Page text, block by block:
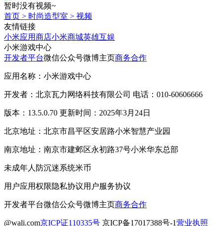
暂时没有视频~
首页 > 时尚造型室 > 视频
友情链接
小米应用商店小米商城英雄互娱
小米游戏中心
开发者平台微信公众号微博主页商务合作
应用名称：小米游戏中心
开发者：北京瓦力网络科技有限公司 电话：010-60606666
版本：13.5.0.70 更新时间：2025年3月24日
北京地址：北京市昌平区安居路小米智慧产业园
南京地址：南京市建邺区永初路37号小米华东总部
未成年人防沉迷系统米币
用户应用权限隐私协议用户服务协议
开发者平台微信公众号微博主页商务合作
@wali.com京ICP证110335号 京ICP备17017388号-1营业执照